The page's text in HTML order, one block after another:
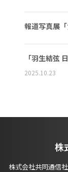
報道写真展
「羽生結弦
2025.10.23
株
株式会社共同通信